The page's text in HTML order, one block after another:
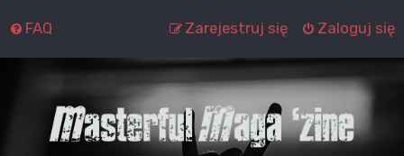
FAQ Zaloguj się
Zarejestruj się